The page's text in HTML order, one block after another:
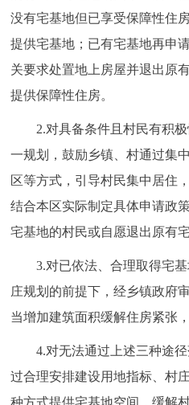
没有宅基地但已享受保障性住
提供宅基地；已有宅基地再申
关要求处置地上房屋并退出原
提供保障性住房。
2.对具备条件且村民有积极
一规划，鼓励乡镇、村通过集
区等方式，引导村民集中居住
结合本区实际制定具体申请政
宅基地的村民或自愿退出原有
3.对已依法、合理取得宅基
庄规划的前提下，经乡镇政府
当增加建筑面积缓解住房紧张
4.对无法通过上述三种途径
过合理安排建设用地指标、村
种方式提供宅基地空间，缓解